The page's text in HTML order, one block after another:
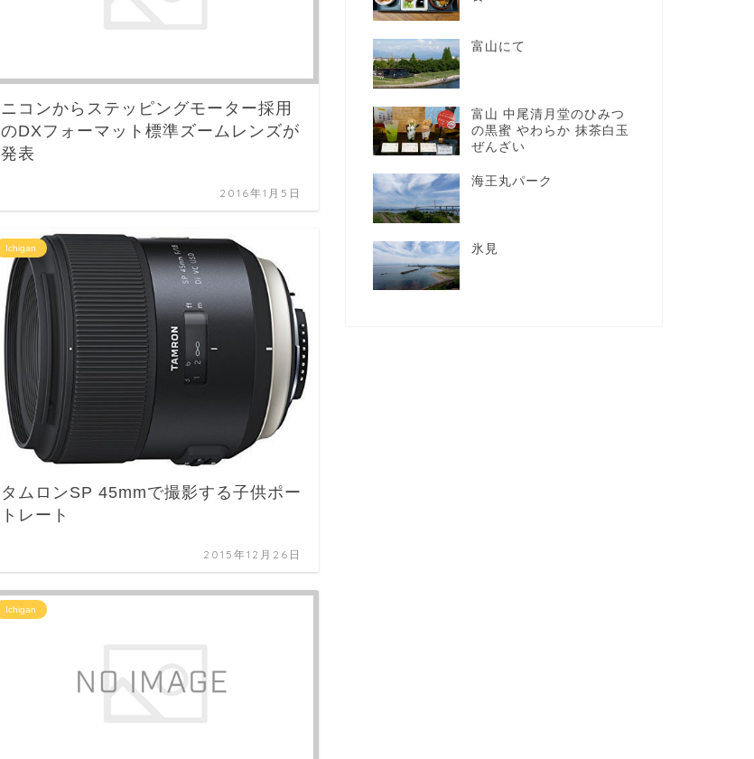
ニコンからステッピングモーター採用
のDXフォーマット標準ズームレンズが
発表
2016年1月5日
Ichigan
タムロンSP 45mmで撮影する子供ポー
トレート
2015年12月26日
Ichigan
富山にて
富山 中尾清月堂のひみつ
の黒蜜 やわらか 抹茶白玉
ぜんざい
海王丸パーク
氷見